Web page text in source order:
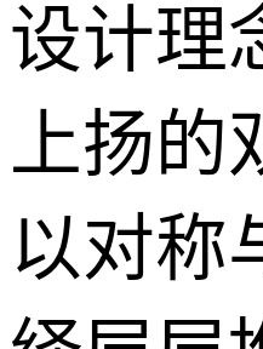
设计理
上扬的
以对称